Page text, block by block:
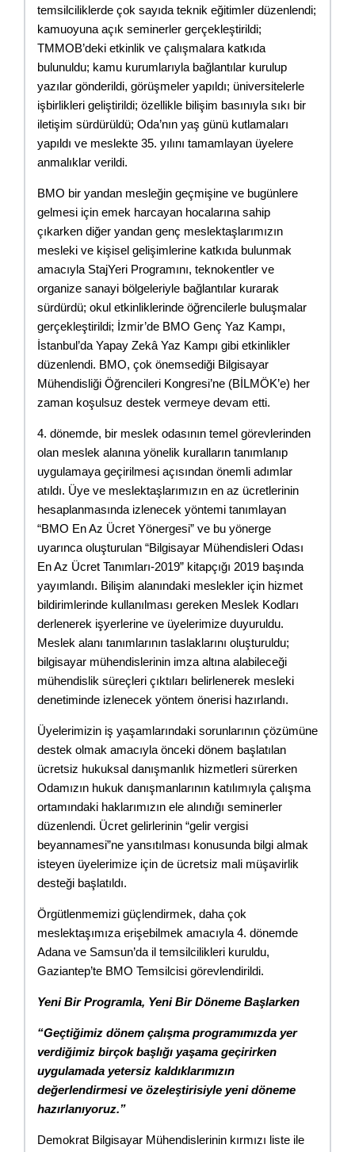
temsilciliklerde çok sayıda teknik eğitimler düzenlendi;
kamuoyuna açık seminerler gerçekleştirildi;
TMMOB’deki etkinlik ve çalışmalara katkıda
bulunuldu; kamu kurumlarıyla bağlantılar kurulup
yazılar gönderildi, görüşmeler yapıldı; üniversitelerle
işbirlikleri geliştirildi; özellikle bilişim basınıyla sıkı bir
iletişim sürdürüldü; Oda’nın yaş günü kutlamaları
yapıldı ve meslekte 35. yılını tamamlayan üyelere
anmalıklar verildi.
BMO bir yandan mesleğin geçmişine ve bugünlere
gelmesi için emek harcayan hocalarına sahip
çıkarken diğer yandan genç meslektaşlarımızın
mesleki ve kişisel gelişimlerine katkıda bulunmak
amacıyla StajYeri Programını, teknokentler ve
organize sanayi bölgeleriyle bağlantılar kurarak
sürdürdü; okul etkinliklerinde öğrencilerle buluşmalar
gerçekleştirildi; İzmir’de BMO Genç Yaz Kampı,
İstanbul’da Yapay Zekâ Yaz Kampı gibi etkinlikler
düzenlendi. BMO, çok önemsediği Bilgisayar
Mühendisliği Öğrencileri Kongresi’ne (BİLMÖK’e) her
zaman koşulsuz destek vermeye devam etti.
4. dönemde, bir meslek odasının temel görevlerinden
olan meslek alanına yönelik kuralların tanımlanıp
uygulamaya geçirilmesi açısından önemli adımlar
atıldı. Üye ve meslektaşlarımızın en az ücretlerinin
hesaplanmasında izlenecek yöntemi tanımlayan
“BMO En Az Ücret Yönergesi” ve bu yönerge
uyarınca oluşturulan “Bilgisayar Mühendisleri Odası
En Az Ücret Tanımları-2019” kitapçığı 2019 başında
yayımlandı. Bilişim alanındaki meslekler için hizmet
bildirimlerinde kullanılması gereken Meslek Kodları
derlenerek işyerlerine ve üyelerimize duyuruldu.
Meslek alanı tanımlarının taslaklarını oluşturuldu;
bilgisayar mühendislerinin imza altına alabileceği
mühendislik süreçleri çıktıları belirlenerek mesleki
denetiminde izlenecek yöntem önerisi hazırlandı.
Üyelerimizin iş yaşamlarındaki sorunlarının çözümüne
destek olmak amacıyla önceki dönem başlatılan
ücretsiz hukuksal danışmanlık hizmetleri sürerken
Odamızın hukuk danışmanlarının katılımıyla çalışma
ortamındaki haklarımızın ele alındığı seminerler
düzenlendi. Ücret gelirlerinin “gelir vergisi
beyannamesi”ne yansıtılması konusunda bilgi almak
isteyen üyelerimize için de ücretsiz mali müşavirlik
desteği başlatıldı.
Örgütlenmemizi güçlendirmek, daha çok
meslektaşımıza erişebilmek amacıyla 4. dönemde
Adana ve Samsun’da il temsilcilikleri kuruldu,
Gaziantep’te BMO Temsilcisi görevlendirildi.
Yeni Bir Programla, Yeni Bir Döneme Başlarken
“Geçtiğimiz dönem çalışma programımızda yer
verdiğimiz birçok başlığı yaşama geçirirken
uygulamada yetersiz kaldıklarımızın
değerlendirmesi ve özeleştirisiyle yeni döneme
hazırlanıyoruz.”
Demokrat Bilgisayar Mühendislerinin kırmızı liste ile